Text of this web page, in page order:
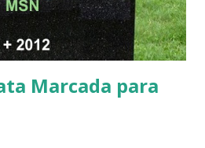
Marcada para